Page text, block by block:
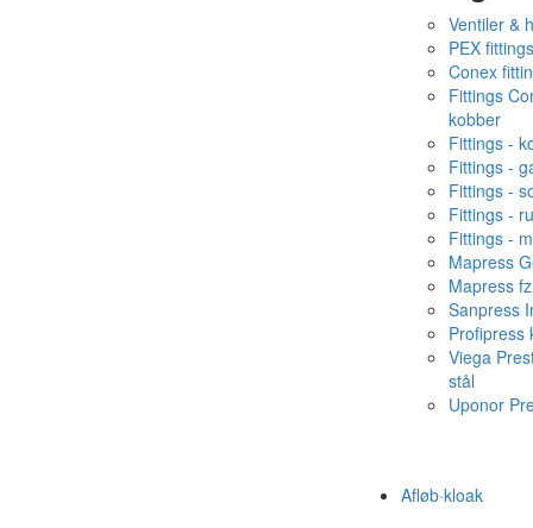
Ventiler &
PEX fittings
Conex
Fittings
kobber
Fittings -
Fittings -
Fittings -
Fittings -
Fittings -
Mapress
Mapress fz
Sanpress
Profipress
Viega
stål
Uponor
Afløb·kloak